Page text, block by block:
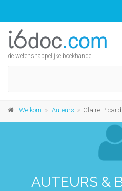
de wetenshappelijke boekhandel
Welkom Auteurs Claire Picard
AUTEURS &